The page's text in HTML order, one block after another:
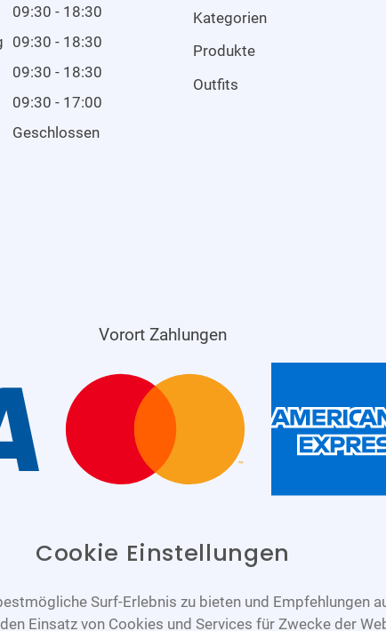
09:30 - 18:30
09:30 - 18:30
09:30 - 18:30
09:30 - 17:00
Geschlossen
Kategorien
Produkte
Outfits
Vorort Zahlungen
Cookie Einstellungen
Surf-Erlebnis zu bieten und Empfehlungen
Einsatz von Cookies und Services für Zwecke der